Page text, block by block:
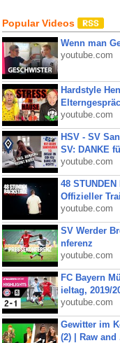
Popular Videos
Wenn man
youtube.com
Hardstyle
youtube.com
HSV - SV
SV: DANKE
youtube.com
48
Offizieller
youtube.com
SV Werder
nferenz
youtube.com
FC Bayern
ieltag, 2019/
youtube.com
Gewitter im
(2) | Raw and